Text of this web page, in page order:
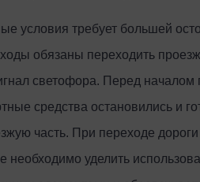
условия требует большей
обязаны переходить
светофора. Перед началом
средства остановились и
часть. При переходе дороги
необходимо уделить